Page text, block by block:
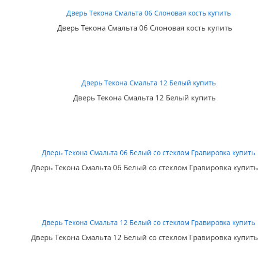
Дверь Текона Смальта 06 Слоновая кость купить
Дверь Текона Смальта 12 Белый купить
Дверь Текона Смальта 06 Белый со стеклом Гравировка купить
Дверь Текона Смальта 12 Белый со стеклом Гравировка купить